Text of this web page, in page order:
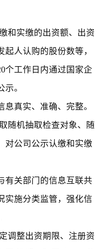
实缴的出资额、出资
人认购的股份数等，
个工作日内通过国家企
。
真实、准确、完整。
机抽取检查对象、随
对公司公示认缴和实缴
关部门的信息互联共
实施分类监管，强化信
整出资期限、注册资